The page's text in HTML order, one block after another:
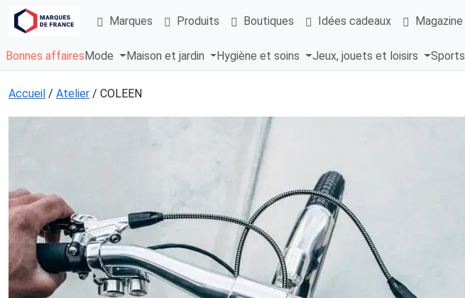
Marques Produits Boutiques Idées cadeaux Magazine
Bonnes affaires Mode Maison et jardin Hygiène et soins Jeux, jouets et loisirs Sports
Accueil / Atelier / COLEEN